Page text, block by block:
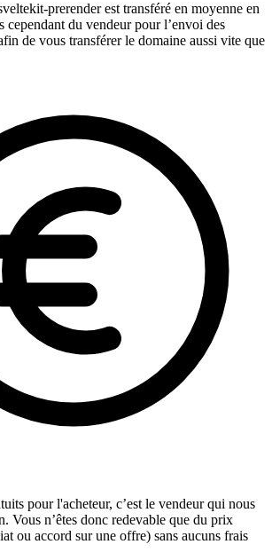
prerender est transféré en moyenne en
cependant du vendeur pour l’envoi des
de vous transférer le domaine aussi vite que
pour l'acheteur, c’est le vendeur qui nous
Vous n’êtes donc redevable que du prix
ou accord sur une offre) sans aucuns frais